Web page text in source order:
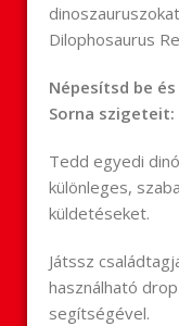
Dilophosaurus
Népesítsd be
Sorna szigeteit:
Tedd egyedi
különleges,
küldetéseket.
Játssz
használható
segítségével.